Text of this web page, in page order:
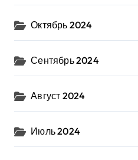
Октябрь 2024
Сентябрь 2024
Август 2024
Июль 2024